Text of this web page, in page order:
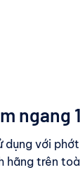
ngang
với
hãng trên